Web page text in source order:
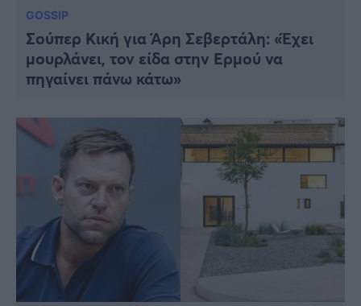
GOSSIP
Σούπερ Κική για Άρη Σεβερτάλη: «Έχει
μουρλάνει, τον είδα στην Ερμού να
πηγαίνει πάνω κάτω»